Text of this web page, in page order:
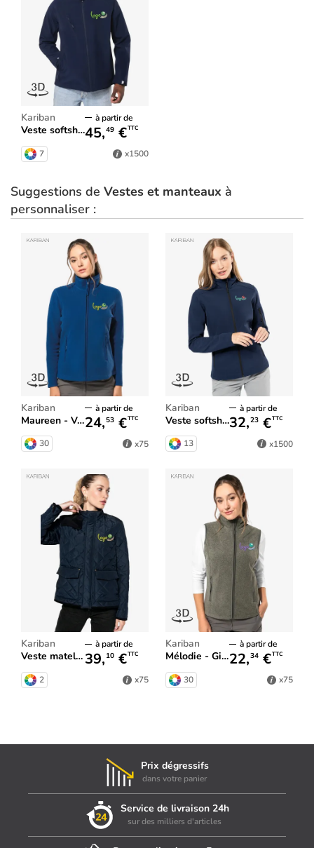
Kariban
Veste softshell à capuche homme
à partir de
45,49 €TTC
7 x1500
Suggestions de Vestes et manteaux à
personnaliser :
Kariban
Maureen - Veste micropolaire femme
à partir de
24,53 €TTC
30 x75
Kariban
Veste softshell femme
à partir de
32,23 €TTC
13 x1500
Kariban
Veste matelassée femme
à partir de
39, 10 €TTC
2 x75
Kariban
Mélodie - Gilet micropolaire femme
à partir de
22,34 €TTC
30 x75
Prix dégressifs
dans votre panier
Service de livraison 24h
sur des milliers d'articles